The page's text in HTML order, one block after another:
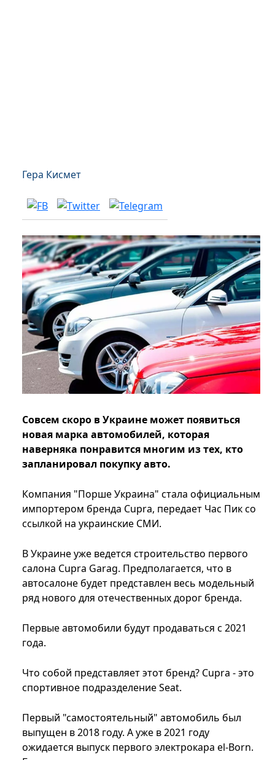
Гера Кисмет
Совсем скоро в Украине может появиться
новая марка автомобилей, которая
наверняка понравится многим из тех, кто
запланировал покупку авто.
Компания "Порше Украина" стала официальным
импортером бренда Cupra, передает Час Пик со
ссылкой на украинские СМИ.
В Украине уже ведется строительство первого
салона Cupra Garag. Предполагается, что в
автосалоне будет представлен весь модельный
ряд нового для отечественных дорог бренда.
Первые автомобили будут продаваться с 2021
года.
Что собой представляет этот бренд? Cupra - это
спортивное подразделение Seat.
Первый "самостоятельный" автомобиль был
выпущен в 2018 году. А уже в 2021 году
ожидается выпуск первого электрокара el-Born.